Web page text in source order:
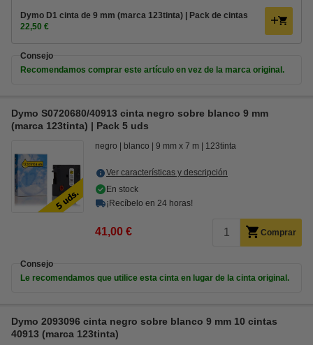
Dymo D1 cinta de 9 mm (marca 123tinta) | Pack de cintas
22,50 €
Consejo
Recomendamos comprar este artículo en vez de la marca original.
Dymo S0720680/40913 cinta negro sobre blanco 9 mm
(marca 123tinta) | Pack 5 uds
negro blanco 9 mm x 7 m 123tinta
Ver características y descripción
En stock
¡Recíbelo en 24 horas!
41,00 € Comprar
Consejo
Le recomendamos que utilice esta cinta en lugar de la cinta original.
Dymo 2093096 cinta negro sobre blanco 9 mm 10 cintas
40913 (marca 123tinta)